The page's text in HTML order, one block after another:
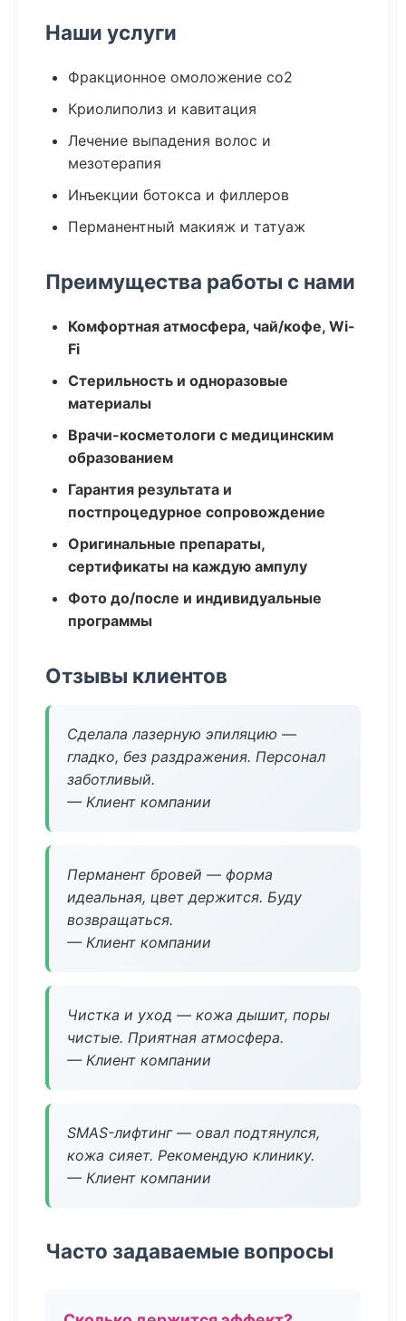
Наши услуги
Фракционное омоложение co2
Криолиполиз и кавитация
Лечение выпадения волос и
мезотерапия
Инъекции ботокса и филлеров
Перманентный макияж и татуаж
Преимущества работы с нами
Комфортная атмосфера, чай/кофе, Wi-
Fi
Стерильность и одноразовые
материалы
Врачи-косметологи с медицинским
образованием
Гарантия результата и
постпроцедурное сопровождение
Оригинальные препараты,
сертификаты на каждую ампулу
Фото до/после и индивидуальные
программы
Отзывы клиентов
Сделала лазерную эпиляцию —
гладко, без раздражения. Персонал
заботливый.
— Клиент компании
Перманент бровей — форма
идеальная, цвет держится. Буду
возвращаться.
— Клиент компании
Чистка и уход — кожа дышит, поры
чистые. Приятная атмосфера.
— Клиент компании
SMAS-лифтинг — овал подтянулся,
кожа сияет. Рекомендую клинику.
— Клиент компании
Часто задаваемые вопросы